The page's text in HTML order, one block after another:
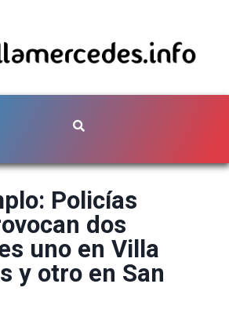
Policías
dos
uno en Villa
y otro en San